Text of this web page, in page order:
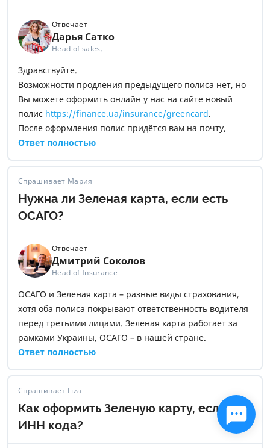
Отвечает
Дарья Сатко
Head of sales.
Здравствуйте.
Возможности продления предыдущего полиса нет, но
Вы можете оформить онлайн у нас на сайте новый
полис https://finance.ua/insurance/greencard.
После оформления полис придётся вам на почту,
достаточно будет иметь его электронную версию в
телефоне.
Ответ полностью
Спрашивает Мария
Нужна ли Зеленая карта, если есть
ОСАГО?
Отвечает
Дмитрий Соколов
Head of Insurance
ОСАГО и Зеленая карта – разные виды страхования,
хотя оба полиса покрывают ответственность водителя
перед третьими лицами. Зеленая карта работает за
рамками Украины, ОСАГО – в нашей стране.
Ответ полностью
Спрашивает Liza
Как оформить Зеленую карту, если нет
ИНН кода?